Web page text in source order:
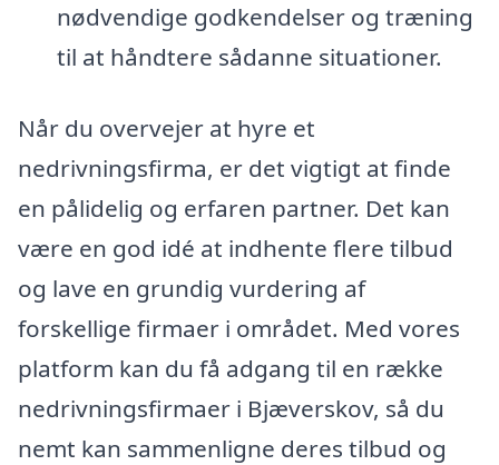
nødvendige godkendelser og træning
til at håndtere sådanne situationer.
Når du overvejer at hyre et
nedrivningsfirma, er det vigtigt at finde
en pålidelig og erfaren partner. Det kan
være en god idé at indhente flere tilbud
og lave en grundig vurdering af
forskellige firmaer i området. Med vores
platform kan du få adgang til en række
nedrivningsfirmaer i Bjæverskov, så du
nemt kan sammenligne deres tilbud og